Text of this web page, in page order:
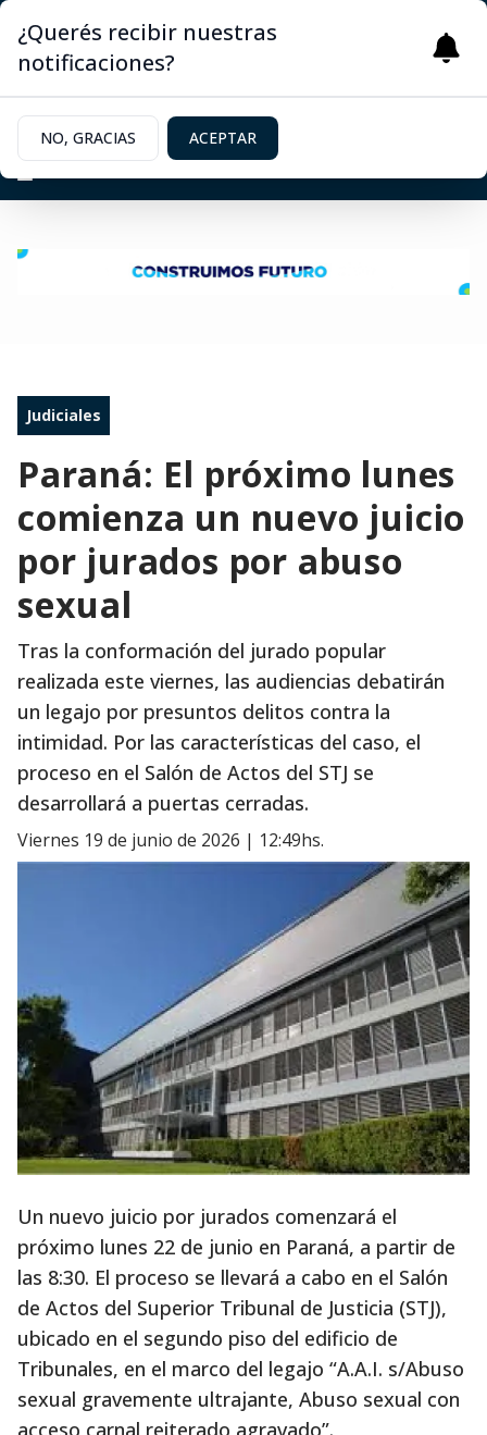
Judiciales
Paraná: El próximo lunes
comienza un nuevo juicio
por jurados por abuso
sexual
Tras la conformación del jurado popular
realizada este viernes, las audiencias debatirán
un legajo por presuntos delitos contra la
intimidad. Por las características del caso, el
proceso en el Salón de Actos del STJ se
desarrollará a puertas cerradas.
viernes 19 de junio de 2026 | 12:49hs.
Un nuevo juicio por jurados comenzará el
próximo lunes 22 de junio en Paraná, a partir de
las 8:30. El proceso se llevará a cabo en el Salón
de Actos del Superior Tribunal de Justicia (STJ),
ubicado en el segundo piso del edificio de
Tribunales, en el marco del legajo “A.A.I. s/Abuso
sexual gravemente ultrajante, Abuso sexual con
acceso carnal reiterado agravado”.
¿Querés recibir nuestras
notificaciones?
NO, GRACIAS ACEPTAR